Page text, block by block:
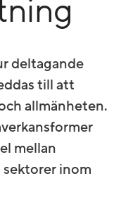
deltagande
till att
allmänheten.
mellan
sektorer inom